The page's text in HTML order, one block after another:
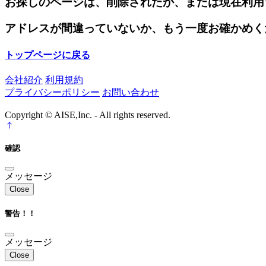
アドレスが間違っていないか、もう一度お確かめ
トップページに戻る
会社紹介 利用規約
プライバシーポリシー お問い合わせ
Copyright © AISE,Inc. - All rights reserved.
確認
メッセージ
Close
警告！！
メッセージ
Close